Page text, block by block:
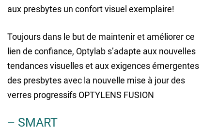
aux presbytes un confort visuel exemplaire!
Toujours dans le but de maintenir et améliorer ce
lien de confiance, Optylab s’adapte aux nouvelles
tendances visuelles et aux exigences émergentes
des presbytes avec la nouvelle mise à jour des
verres progressifs OPTYLENS FUSION
– SMART